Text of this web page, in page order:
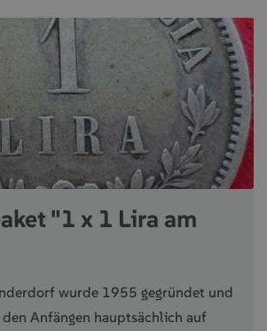
"1 x 1 Lira am
wurde 1955 gegründet und
Anfängen hauptsächlich auf